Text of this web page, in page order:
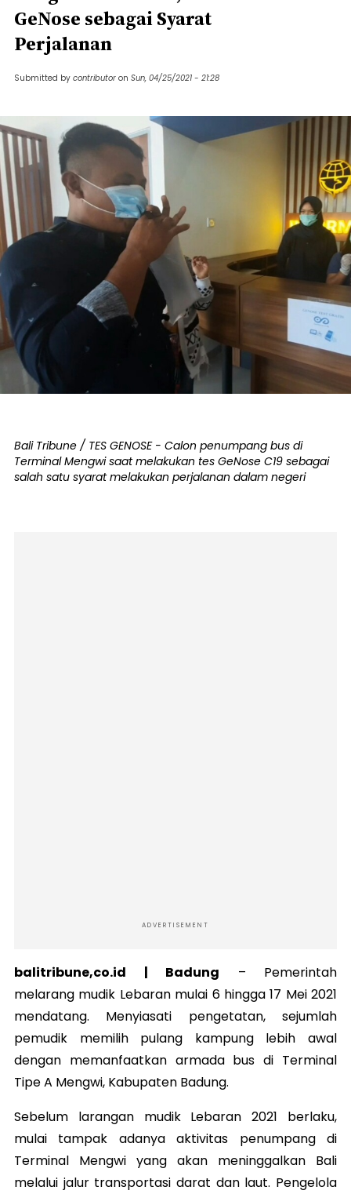
GeNose sebagai Syarat
Perjalanan
Submitted by contributor on Sun, 04/25/2021 - 21:28
Bali Tribune / TES GENOSE - Calon penumpang bus di
Terminal Mengwi saat melakukan tes GeNose C19 sebagai
salah satu syarat melakukan perjalanan dalam negeri
ADVERTISEMENT
balitribune,co.id | Badung – Pemerintah
melarang mudik Lebaran mulai 6 hingga 17 Mei 2021
mendatang. Menyiasati pengetatan, sejumlah
pemudik memilih pulang kampung lebih awal
dengan memanfaatkan armada bus di Terminal
Tipe A Mengwi, Kabupaten Badung.
Sebelum larangan mudik Lebaran 2021 berlaku,
mulai tampak adanya aktivitas penumpang di
Terminal Mengwi yang akan meninggalkan Bali
melalui jalur transportasi darat dan laut. Pengelola